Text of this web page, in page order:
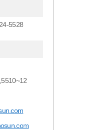
5528